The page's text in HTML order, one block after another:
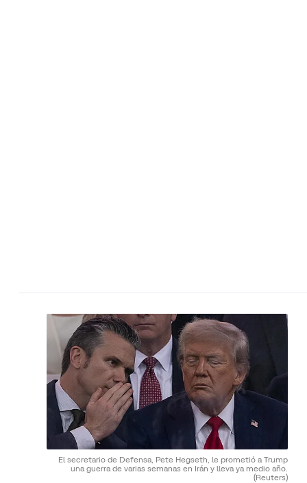
El secretario de Defensa, Pete Hegseth, le prometió a Trump
una guerra de varias semanas en Irán y lleva ya medio año.
(Reuters)